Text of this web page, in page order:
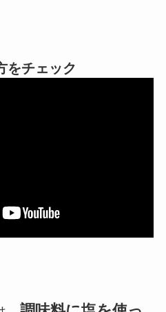
をチェック